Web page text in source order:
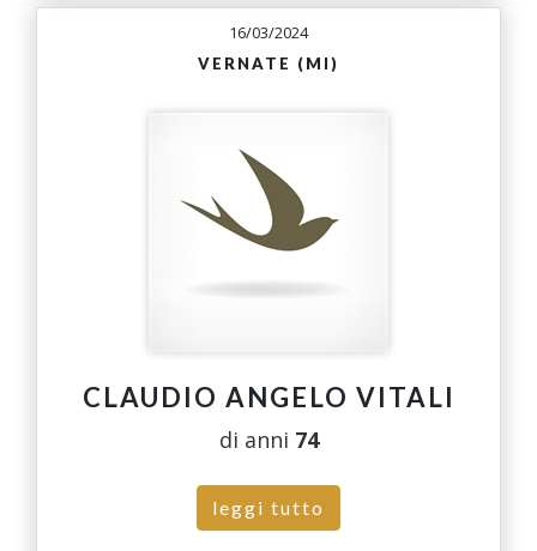
16/03/2024
VERNATE (MI)
CLAUDIO ANGELO VITALI
di anni 74
leggi tutto